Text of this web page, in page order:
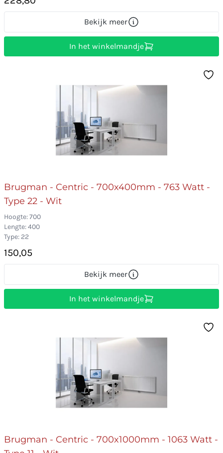
Bekijk meer
In het winkelmandje
Brugman - Centric - 700x400mm - 763 Watt -
Type 22 - Wit
Hoogte: 700
Lengte: 400
Type: 22
150,05
Bekijk meer
In het winkelmandje
Brugman - Centric - 700x1000mm - 1063 Watt -